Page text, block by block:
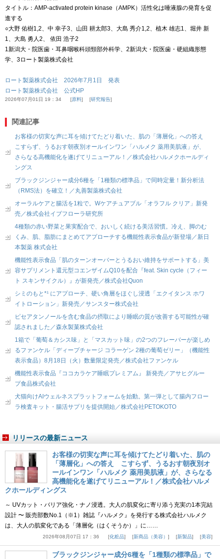
タイトル：AMP-activated protein kinase（AMPK）活性化は唾液腺の発育を促
進する
○大野 佑樹1,2、中 幸子3、山田 耕太郎3、大島 秀介1,2、植木 雄志1、堀井 新
1、大島 勇人2、 依田 浩子2
1新潟大・院医歯・耳鼻咽喉科頭頸部外科学、2新潟大・院医歯・硬組織形態
学、3ロート製薬株式会社
ロート製薬株式会社 2026年7月1日 発表
ロート製薬株式会社 公式HP
2026年07月01日 19：34 原料 研究報告
関連記事
お客様の切実な声に耳を傾けてたどり着いた、肌の「薄層化」への答え
こすらず、うるおす朝夜別オールインワン「ハルメク 薬用美肌液」が、
さらなる高機能化を遂げてリニューアル！／株式会社ハルメクホールディ
ングス
ブラックジンジャー成分6種を「1種類の標準品」で同時定量！新分析法
（RMS法）を確立！／丸善製薬株式会社
オーラルケアと腸活を1粒で。Wケアチュアブル「オラフル クリア」新発
売／株式会社イブフローラ研究所
4種類の赤い野菜と果実配合で、おいしく続ける美活習慣。冷え、脚のむ
くみ、肌、脂肪にまとめてアプローチする機能性表示食品が新登場／新日
本製薬 株式会社
機能性表示食品「肌のターンオーバーとうるおい維持をサポートする」美
容サプリメント還元型コエンザイムQ10を配合『feat. Skin cycle（フィー
ト スキンサイクル）』が新発売／株式会社Quon
シミのもと*¹ にアプローチ、硬い角層をほぐし浸透「エクイタンス ホワ
イトローション」新発売／サンスター株式会社
ピセアタンノールを含む食品の摂取により睡眠の質が改善する可能性が確
認されました／森永製菓株式会社
1箱で「葡萄＆カシス味」と「マスカット味」の2つのフレーバーが楽しめ
るファンケル「ディープチャージ コラーゲン 2種の葡萄ゼリー」（機能性
表示食品）8月18日（火）数量限定発売／株式会社ファンケル
機能性表示食品『ココカラケア睡眠プレミアム』 新発売／アサヒグルー
プ食品株式会社
犬猫向けAIウェルネスプラットフォームを始動。第一弾として腸内フロー
ラ検査キット・腸活サプリを提供開始／株式会社PETOKOTO
リリースの最新ニュース
お客様の切実な声に耳を傾けてたどり着いた、肌の
「薄層化」への答え こすらず、うるおす朝夜別オ
ールインワン「ハルメク 薬用美肌液」が、さらなる
高機能化を遂げてリニューアル！／株式会社ハルメ
クホールディングス
～ UVカット・バリア強化・ナノ浸透。大人の肌変化に寄り添う充実の1本完結
設計 〜 販売部数No.1（※1）雑誌『ハルメク』を発行する株式会社ハルメク
は、大人の肌変化である「薄層化（はくそうか）」に……
2026年08月07日 17：36 化粧品 新商品（美容） 新製品 美容
ブラックジンジャー成分6種を「1種類の標準品」で